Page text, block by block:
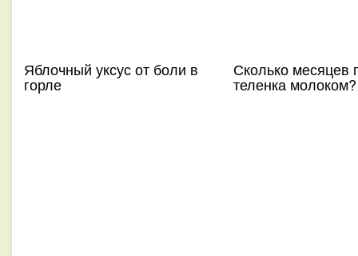
Яблочный уксус от боли в
горле
Сколько месяцев
теленка молоком?